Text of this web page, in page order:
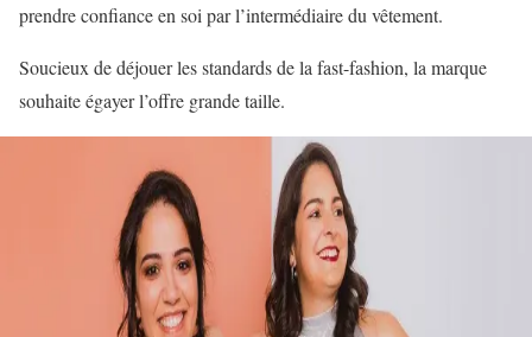
prendre confiance en soi par l’intermédiaire du vêtement.
Soucieux de déjouer les standards de la fast-fashion, la marque
souhaite égayer l’offre grande taille.